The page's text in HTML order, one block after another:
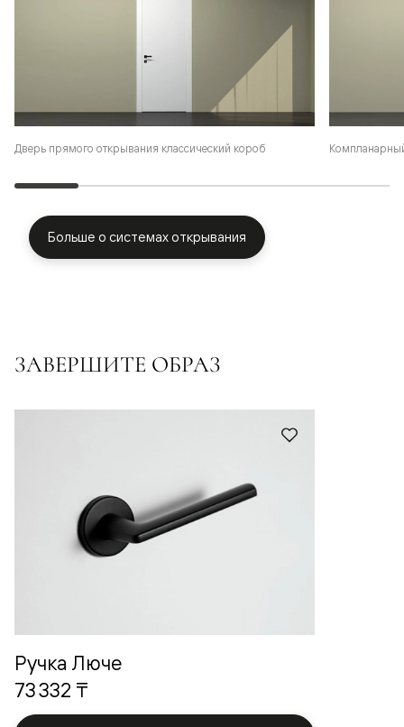
Дверь прямого открывания классический короб
Больше о системах открывания
ЗАВЕРШИТЕ ОБРАЗ
Ручка Люче
73 332 ₸